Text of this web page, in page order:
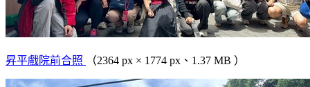
昇平戲院前合照 （2364 px × 1774 px、1.37 MB ）